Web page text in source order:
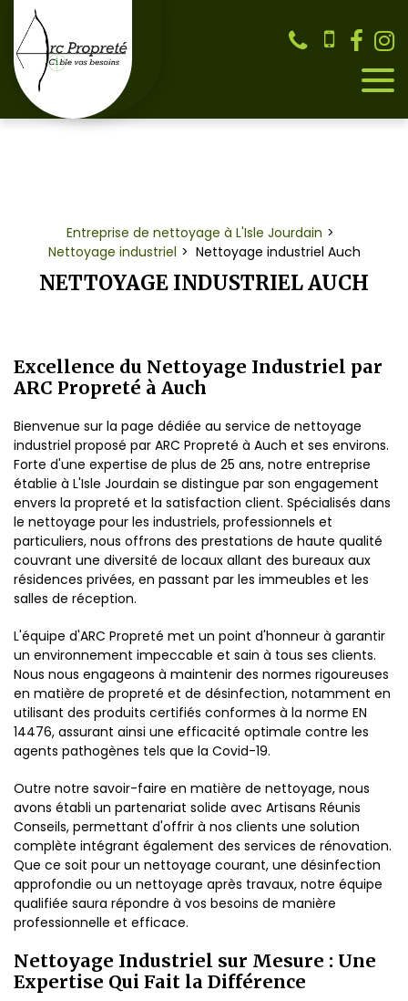
Entreprise de nettoyage à L'Isle Jourdain
Nettoyage industriel
Nettoyage industriel Auch
NETTOYAGE INDUSTRIEL AUCH
Excellence du Nettoyage Industriel par
ARC Propreté à Auch
Bienvenue sur la page dédiée au service de nettoyage
industriel proposé par ARC Propreté à Auch et ses environs.
Forte d'une expertise de plus de 25 ans, notre entreprise
établie à L'Isle Jourdain se distingue par son engagement
envers la propreté et la satisfaction client. Spécialisés dans
le nettoyage pour les industriels, professionnels et
particuliers, nous offrons des prestations de haute qualité
couvrant une diversité de locaux allant des bureaux aux
résidences privées, en passant par les immeubles et les
salles de réception.
L'équipe d'ARC Propreté met un point d'honneur à garantir
un environnement impeccable et sain à tous ses clients.
Nous nous engageons à maintenir des normes rigoureuses
en matière de propreté et de désinfection, notamment en
utilisant des produits certifiés conformes à la norme EN
14476, assurant ainsi une efficacité optimale contre les
agents pathogènes tels que la Covid-19.
Outre notre savoir-faire en matière de nettoyage, nous
avons établi un partenariat solide avec Artisans Réunis
Conseils, permettant d'offrir à nos clients une solution
complète intégrant également des services de rénovation.
Que ce soit pour un nettoyage courant, une désinfection
approfondie ou un nettoyage après travaux, notre équipe
qualifiée saura répondre à vos besoins de manière
professionnelle et efficace.
Nettoyage Industriel sur Mesure : Une
Expertise Qui Fait la Différence
Panneau de gestion des cookies